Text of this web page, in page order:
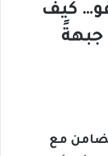
كيف
جبهةً
مع